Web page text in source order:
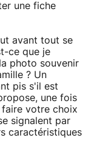
une fiche
avant tout se
ce que je
photo souvenir
? Un
pis s'il est
une fois
faire votre choix
signalent par
caractéristiques